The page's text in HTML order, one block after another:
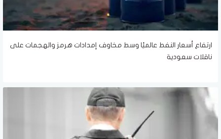
ارتفاع أسعار النفط عالميًا وسط مخاوف إمدادات هرمز والهجمات على
ناقلات سعودية